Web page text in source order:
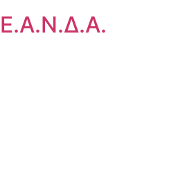
Ε.Α.Ν.Δ.Α.